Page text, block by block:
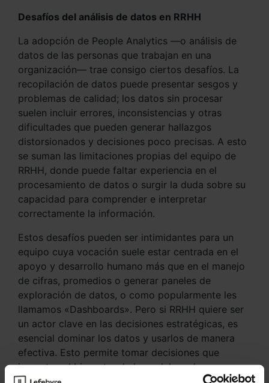
Desafíos del análisis de datos en RRHH
La adopción de People Analytics —o análisis de
datos de las personas que trabajan en una
organización— trae consigo ciertos desafíos. La
recopilación de datos puede presentar sesgos y
problemas de calidad; los datos sin procesar
suelen incluir errores, inconsistencias y otras
dificultades que pueden generar hallazgos
distorsionados y decisiones poco precisas. A esto
se suman las limitaciones propias del equipo de
RRHH, donde puede faltar experiencia en el
procesamiento de datos o surgir la duda sobre su
capacidad para comprender e interpretar
correctamente la información.
Estos desafíos pueden ser intimidantes para un
equipo cuya vocación suele estar centrada en el
apoyo y desarrollo humano más que en el manejo
de cifras, promedios o generar paneles de
exploración de datos, o como popularmente les
llamamos «Dashboards». Pero si RRHH quiere ser
un actor clave en las decisiones estratégicas, es
esencial dominar los datos y usarlos de manera
efectiva. Esto permite tomar decisiones que
impactan el bienestar de los colaboradores y